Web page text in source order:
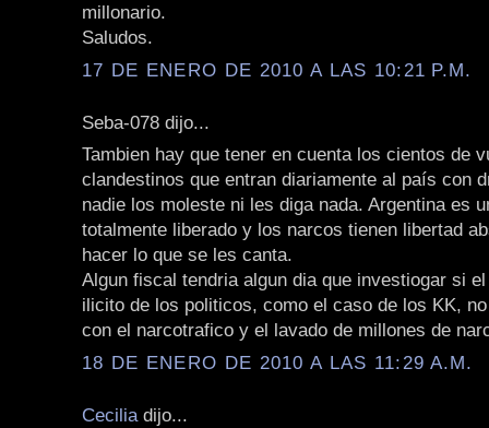
millonario.
Saludos.
17 DE ENERO DE 2010 A LAS 10:21 P.M.
Seba-078 dijo...
Tambien hay que tener en cuenta los cientos de
clandestinos que entran diariamente al país con
nadie los moleste ni les diga nada. Argentina es
totalmente liberado y los narcos tienen libertad
hacer lo que se les canta.
Algun fiscal tendria algun dia que investiogar si
ilicito de los politicos, como el caso de los KK,
con el narcotrafico y el lavado de millones de
18 DE ENERO DE 2010 A LAS 11:29 A.M.
Cecilia dijo...